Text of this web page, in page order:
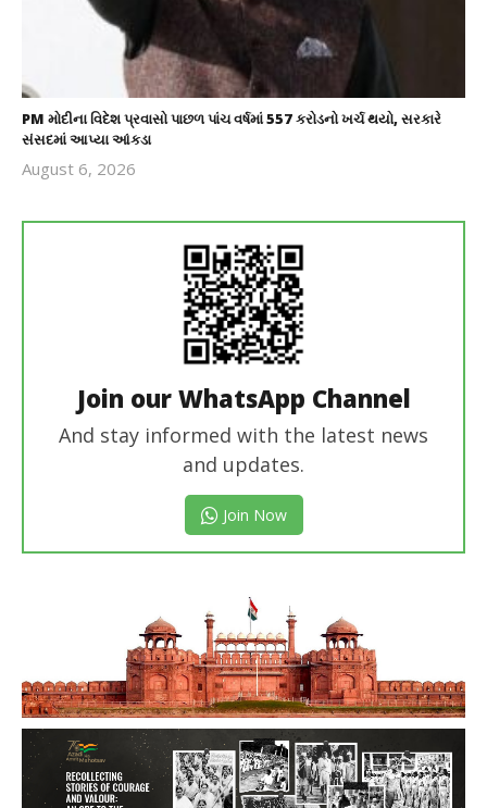
PM મોદીના વિદેશ પ્રવાસો પાછળ પાંચ વર્ષમાં 557 કરોડનો ખર્ચ થયો, સરકારે
સંસદમાં આપ્યા આંકડા
August 6, 2026
Join our WhatsApp Channel
And stay informed with the latest news
and updates.
Join Now